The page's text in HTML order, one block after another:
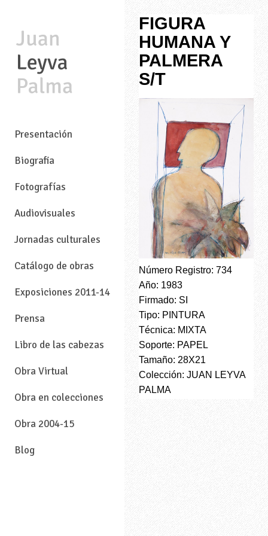
Presentación
Biografia
Fotografías
Audiovisuales
Jornadas culturales
Catálogo de obras
Exposiciones 2011-14
Prensa
Libro de las cabezas
Obra Virtual
Obra en colecciones
Obra 2004-15
Blog
FIGURA
HUMANA Y
PALMERA
S/T
Número Registro: 734
Año: 1983
Firmado: SI
Tipo: PINTURA
Técnica: MIXTA
Soporte: PAPEL
Tamaño: 28X21
Colección: JUAN LEYVA
PALMA